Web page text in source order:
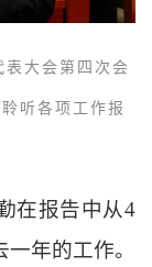
大会第四次会
听各项工作报
在报告中从4
年的工作。